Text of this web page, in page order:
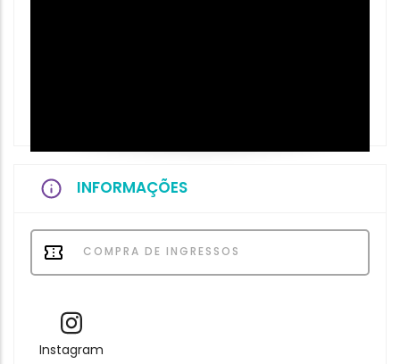
INFORMAÇÕES
COMPRA DE INGRESSOS
Instagram